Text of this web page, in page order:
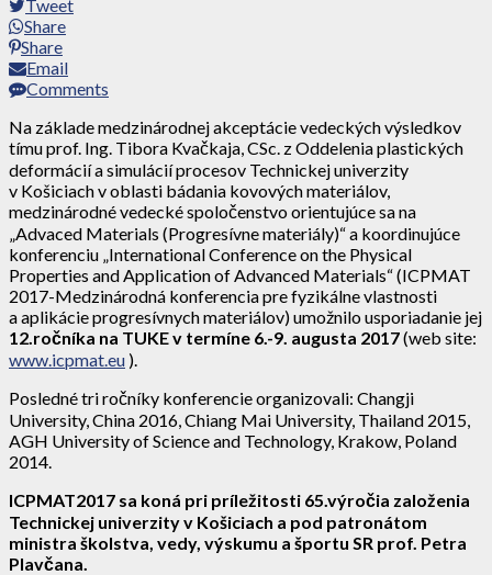
Tweet
Share
Share
Email
Comments
Na základe medzinárodnej akceptácie vedeckých výsledkov
tímu prof. Ing. Tibora Kvačkaja, CSc. z Oddelenia plastických
deformácií a simulácií procesov Technickej univerzity
v Košiciach v oblasti bádania kovových materiálov,
medzinárodné vedecké spoločenstvo orientujúce sa na
„Advaced Materials (Progresívne materiály)“ a koordinujúce
konferenciu „International Conference on the Physical
Properties and Application of Advanced Materials“ (ICPMAT
2017-Medzinárodná konferencia pre fyzikálne vlastnosti
a aplikácie progresívnych materiálov) umožnilo usporiadanie jej
12.ročníka na TUKE v termíne 6.-9. augusta 2017(web site:
www.icpmat.eu ).
Posledné tri ročníky konferencie organizovali: Changji
University, China 2016, Chiang Mai University, Thailand 2015,
AGH University of Science and Technology, Krakow, Poland
2014.
ICPMAT2017 sa koná pri príležitosti 65.výročia založenia
Technickej univerzity v Košiciach a pod patronátom
ministra školstva, vedy, výskumu a športu SR prof. Petra
Plavčana.